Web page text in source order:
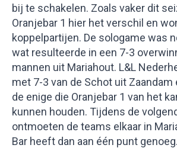
bij te schakelen. Zoals vaker dit
Oranjebar 1 hier het verschil en
koppelpartijen. De sologame was
wat resulteerde in een 7-3
mannen uit Mariahout. L&L
met 7-3 van de Schot uit
de enige die Oranjebar 1 van het
kunnen houden. Tijdens de
ontmoeten de teams elkaar in
Bar heeft dan aan één punt genoeg.